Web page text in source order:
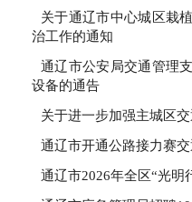
关于通辽市中心城区栽
治工作的通知
通辽市公安局交通管理
设备的通告
关于进一步加强主城区
通辽市开通公路接力赛
通辽市2026年全区“光明